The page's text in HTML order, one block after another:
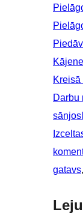
Darbu
gatavs,